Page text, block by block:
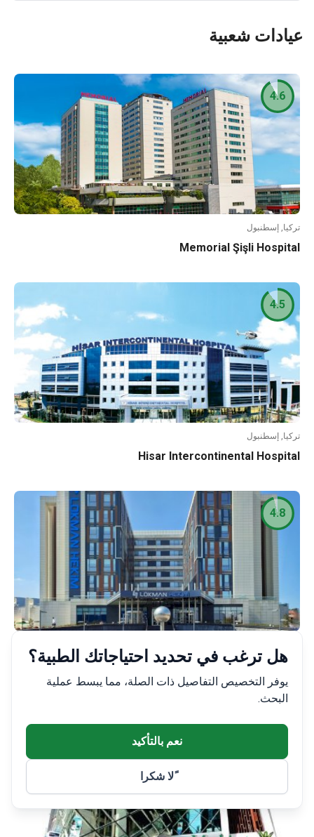
عيادات شعبية
تركيا, إسطنبول
Memorial Şişli Hospital
4.6
تركيا, إسطنبول
Hisar Intercontinental Hospital
4.5
Lokman Hekim Istanbul Hospital
4.8
4.4
هل ترغب في تحديد احتياجاتك الطبية؟
يوفر التخصيص التفاصيل ذات الصلة، مما يبسط عملية
البحث.
نعم بالتأكيد
ًلا شكرا